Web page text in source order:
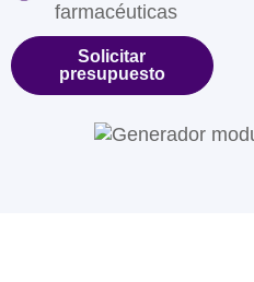
farmacéuticas
Solicitar
presupuesto